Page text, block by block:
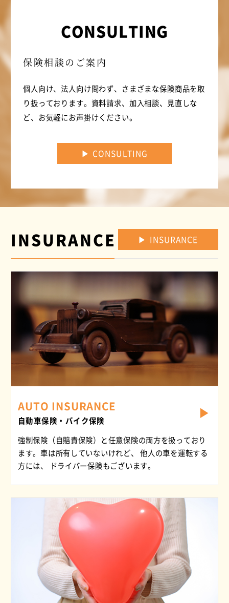
CONSULTING
保険相談のご案内
個人向け、法人向け問わず、さまざまな保険商品を取
り扱っております。資料請求、加入相談、見直しな
ど、お気軽にお声掛けください。
▶︎ CONSULTING
INSURANCE ▶︎ INSURANCE
AUTO INSURANCE
自動車保険・バイク保険
強制保険（自賠責保険）と任意保険の両方を扱っており
ます。車は所有していないけれど、 他人の車を運転する
方には、 ドライバー保険もございます。